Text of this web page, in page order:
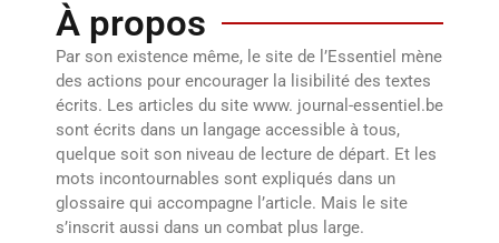
À propos
Par son existence même, le site de l’Essentiel mène
des actions pour encourager la lisibilité des textes
écrits. Les articles du site www. journal-essentiel.be
sont écrits dans un langage accessible à tous,
quelque soit son niveau de lecture de départ. Et les
mots incontournables sont expliqués dans un
glossaire qui accompagne l’article. Mais le site
s’inscrit aussi dans un combat plus large.